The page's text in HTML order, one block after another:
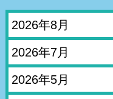
2026年8月
2026年7月
2026年5月